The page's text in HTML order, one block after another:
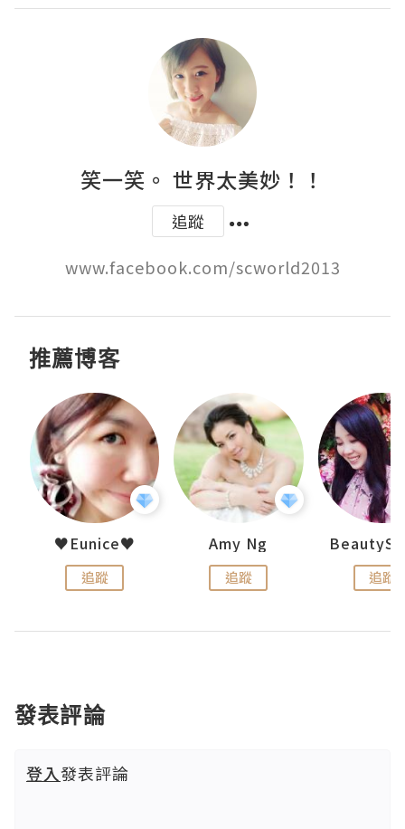
笑一笑。 世界太美妙！！
追蹤
www.facebook.com/scworld2013
推薦博客
♥Eunice♥
追蹤
Amy Ng
追蹤 追蹤
發表評論
登入發表評論